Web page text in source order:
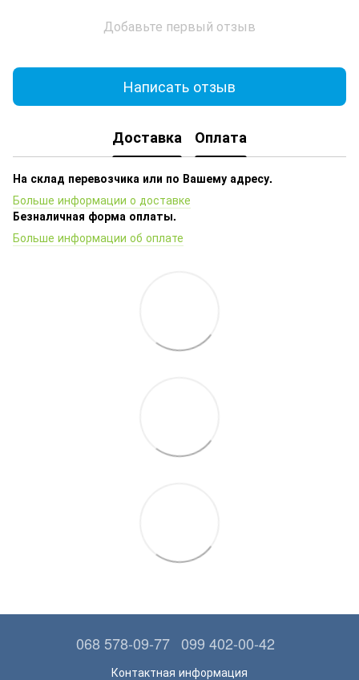
Добавьте первый отзыв
Написать отзыв
Доставка Оплата
На склад перевозчика или по Вашему адресу.
Больше информации о доставке
Безналичная форма оплаты.
Больше информации об оплате
068 578-09-77 099 402-00-42
Контактная информация